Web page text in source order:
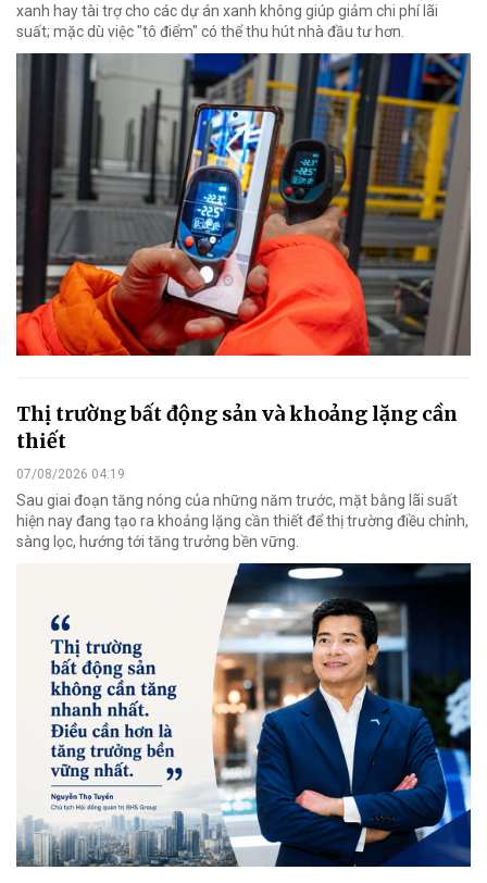
xanh hay tài trợ cho các dự án xanh không giúp giảm chi phí lãi
suất; mặc dù việc "tô điểm" có thể thu hút nhà đầu tư hơn.
Thị trường bất động sản và khoảng lặng cần
thiết
07/08/2026 04:19
Sau giai đoạn tăng nóng của những năm trước, mặt bằng lãi suất
hiện nay đang tạo ra khoảng lặng cần thiết để thị trường điều chỉnh,
sàng lọc, hướng tới tăng trưởng bền vững.